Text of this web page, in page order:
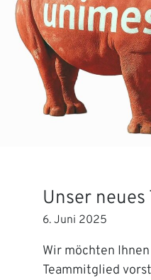
Unser
6. Juni 2025
Wir möchten
Teammitglied